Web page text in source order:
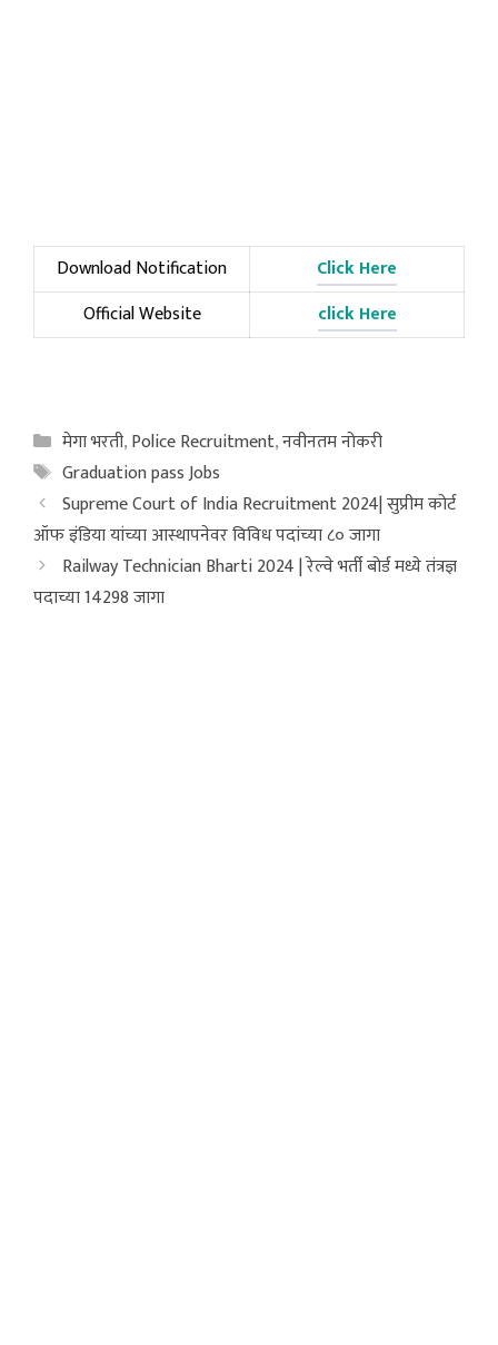
Download Notification
Click Here
Official Website
click Here
Categories
मेगा भरती,Police Recruitment,नवीनतम नोकरी
Tags
Graduation pass Jobs
Supreme Court of India Recruitment 2024| सुप्रीम कोर्ट
ऑफ इंडिया यांच्या आस्थापनेवर विविध पदांच्या ८० जागा
Railway Technician Bharti 2024 | रेल्वे भर्ती बोर्ड मध्ये तंत्रज्ञ
पदाच्या 14298 जागा